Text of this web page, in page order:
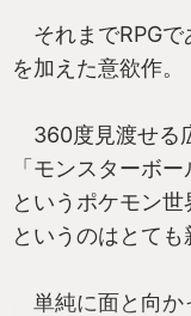
それまでRPGで
を加えた意欲作。
360度見渡せる
「モンスターボ
というポケモン
というのはとても
単純に面と向か